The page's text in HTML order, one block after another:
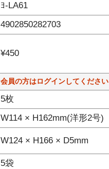
ﾖ-LA61
4902850282703
¥450
会員の方はログインしてください
5枚
W114 × H162mm(洋形2号)
W124 × H166 × D5mm
5袋